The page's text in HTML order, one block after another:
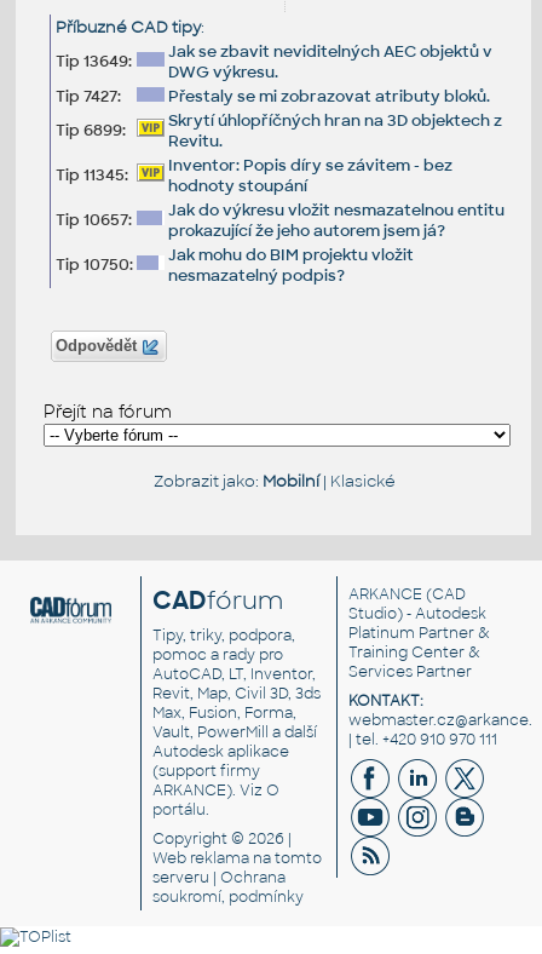
Příbuzné CAD tipy:
Tip 13649:
Jak se zbavit neviditelných AEC objektů v
DWG výkresu.
Tip 7427:
Přestaly se mi zobrazovat atributy bloků.
Tip 6899:
Skrytí úhlopříčných hran na 3D objektech z
Revitu.
Tip 11345:
Inventor: Popis díry se závitem - bez
hodnoty stoupání
Tip 10657:
Jak do výkresu vložit nesmazatelnou entitu
prokazující že jeho autorem jsem já?
Tip 10750:
Jak mohu do BIM projektu vložit
nesmazatelný podpis?
Odpovědět
Přejít na fórum
Zobrazit jako: Mobilní| Klasické
CADfórum
Tipy, triky, podpora,
pomoc a rady pro
AutoCAD, LT, Inventor,
Revit, Map, Civil 3D, 3ds
Max, Fusion, Forma,
Vault, PowerMill a další
Autodesk aplikace
(support firmy
ARKANCE). VizO
portálu.
Copyright © 2026 |
Web reklama na tomto
serveru |Ochrana
soukromí, podmínky
ARKANCE (CAD
Studio) - Autodesk
Platinum Partner &
Training Center &
Services Partner
KONTAKT:
| tel. +420 910 970 111